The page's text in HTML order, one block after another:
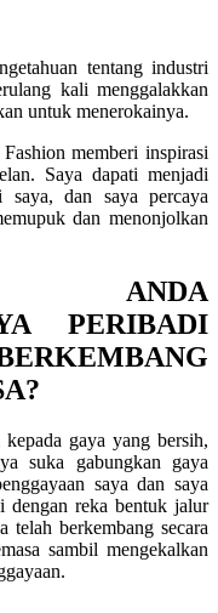
tentang industri
kali menggalakkan
untuk menerokainya.
memberi inspirasi
Saya dapati menjadi
saya, dan saya percaya
dan menonjolkan
ANDA
PERIBADI
gaya yang bersih,
suka gabungkan gaya
saya dan saya
dengan reka bentuk jalur
telah berkembang secara
sambil mengekalkan